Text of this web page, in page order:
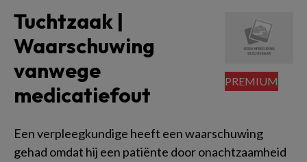
Tuchtzaak |
Waarschuwing
vanwege
medicatiefout
Een verpleegkundige heeft een waarschuwing
gehad omdat hij een patiënte door onachtzaamheid